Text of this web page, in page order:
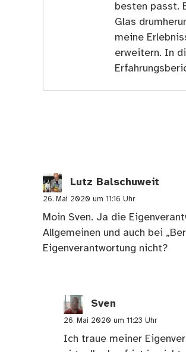
besten passt.
Glas
meine
erweitern. In
Lutz Balschuweit
26. Mai 2020 um 11:16 Uhr
Moin Sven. Ja die
Allgemeinen und auch bei
Eigenverantwortung nicht?
Sven
26. Mai 2020 um 11:23 Uhr
Ich traue meiner